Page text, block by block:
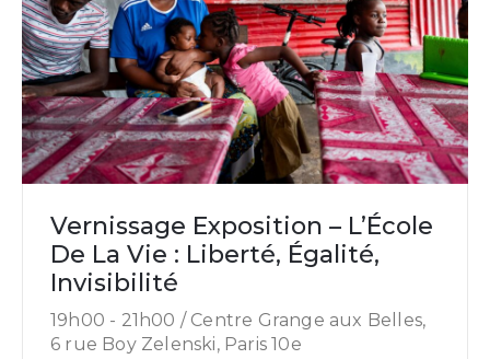
Vernissage Exposition – L’École
De La Vie : Liberté, Égalité,
Invisibilité
19h00 - 21h00 / Centre Grange aux Belles,
6 rue Boy Zelenski, Paris 10e